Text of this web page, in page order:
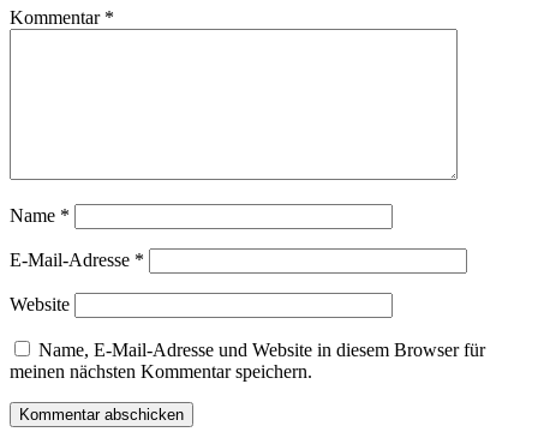
Kommentar *
Name *
E-Mail-Adresse *
Website
Name, E-Mail-Adresse und Website in diesem Browser für
meinen nächsten Kommentar speichern.